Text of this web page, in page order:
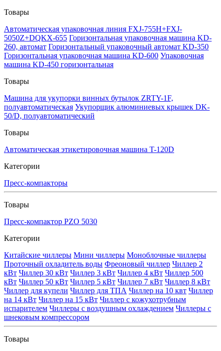
Товары
Автоматическая упаковочная линия FXJ-755H+FXJ-
5050Z+DQKX-655 Горизонтальная упаковочная машина KD-
260, автомат Горизонтальный упаковочный автомат KD-350
Горизонтальная упаковочная машина KD-600 Упаковочная
машина KD-450 горизонтальная
Товары
Машина для укупорки винных бутылок ZRTY-1F,
полуавтоматическая Укупорщик алюминиевых крышек DK-
50/D, полуавтоматический
Товары
Автоматическая этикетировочная машина T-120D
Категории
Пресс-компакторы
Товары
Пресс-компактор PZO 5030
Категории
Китайские чиллеры Мини чиллеры Моноблочные чиллеры
Проточный охладитель воды Фреоновый чиллер Чиллер 2
кВт Чиллер 30 кВт Чиллер 3 кВт Чиллер 4 кВт Чиллер 500
кВт Чиллер 50 кВт Чиллер 5 кВт Чиллер 7 кВт Чиллер 8 кВт
Чиллер для купели Чиллер для ТПА Чиллер на 10 квт Чиллер
на 14 кВт Чиллер на 15 кВт Чиллер с кожухотрубным
испарителем Чиллеры с воздушным охлаждением Чиллеры с
шнековым компрессором
Товары